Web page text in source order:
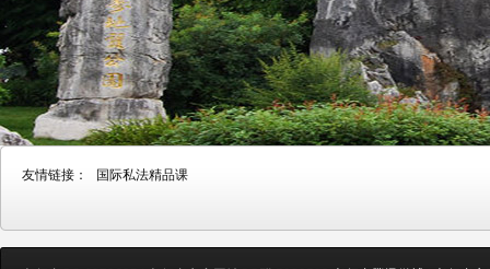
友情链接： 国际私法精品课